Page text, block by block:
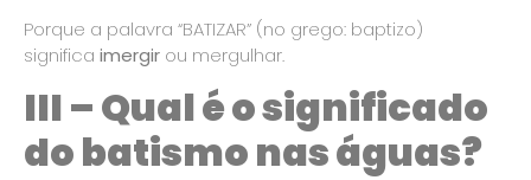
Porque a palavra “BATIZAR” (no grego: baptizo)
significa imergir ou mergulhar.
III – Qual é o significado
do batismo nas águas?